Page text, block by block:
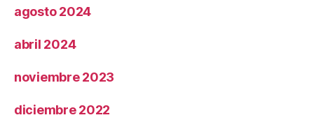
agosto 2024
abril 2024
noviembre 2023
diciembre 2022